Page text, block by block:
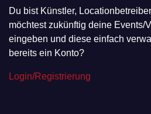
Du bist Künstler,
möchtest zukünftig deine Events/
eingeben und diese einfach
bereits ein Konto?
Login/Registrierung